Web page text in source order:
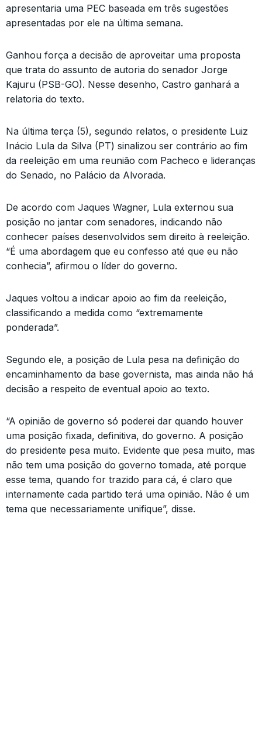
apresentaria uma PEC baseada em três sugestões
apresentadas por ele na última semana.
Ganhou força a decisão de aproveitar uma proposta
que trata do assunto de autoria do senador Jorge
Kajuru (PSB-GO). Nesse desenho, Castro ganhará a
relatoria do texto.
Na última terça (5), segundo relatos, o presidente Luiz
Inácio Lula da Silva (PT) sinalizou ser contrário ao fim
da reeleição em uma reunião com Pacheco e lideranças
do Senado, no Palácio da Alvorada.
De acordo com Jaques Wagner, Lula externou sua
posição no jantar com senadores, indicando não
conhecer países desenvolvidos sem direito à reeleição.
“É uma abordagem que eu confesso até que eu não
conhecia”, afirmou o líder do governo.
Jaques voltou a indicar apoio ao fim da reeleição,
classificando a medida como “extremamente
ponderada”.
Segundo ele, a posição de Lula pesa na definição do
encaminhamento da base governista, mas ainda não há
decisão a respeito de eventual apoio ao texto.
“A opinião de governo só poderei dar quando houver
uma posição fixada, definitiva, do governo. A posição
do presidente pesa muito. Evidente que pesa muito, mas
não tem uma posição do governo tomada, até porque
esse tema, quando for trazido para cá, é claro que
internamente cada partido terá uma opinião. Não é um
tema que necessariamente unifique”, disse.